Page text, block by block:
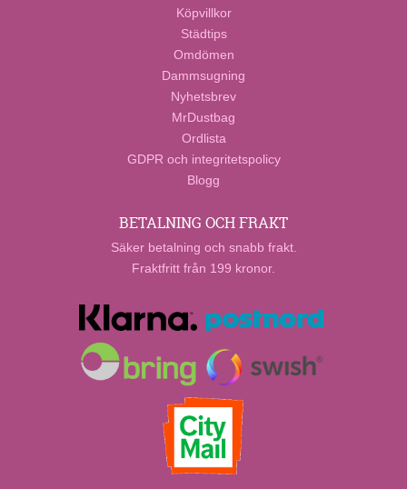
Köpvillkor
Städtips
Omdömen
Dammsugning
Nyhetsbrev
MrDustbag
Ordlista
GDPR och integritetspolicy
Blogg
BETALNING OCH FRAKT
Säker betalning och snabb frakt.
Fraktfritt från 199 kronor.